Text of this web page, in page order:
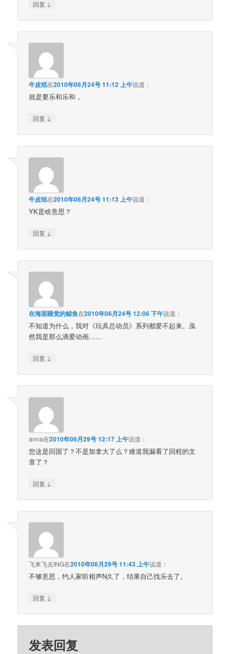
回复 ↓
牛皮纸在2010年06月24号 11:12 上午说道：
就是要乐和乐和，
回复 ↓
牛皮纸在2010年06月24号 11:13 上午说道：
YK是啥意思？
回复 ↓
在海面睡觉的鲸鱼在2010年06月24号 12:06 下午说道：
不知道为什么，我对《玩具总动员》系列都爱不起来。虽
然我是那么滴爱动画……
回复 ↓
anna在2010年06月29号 12:17 上午说道：
您这是回国了？不是加拿大了么？难道我漏看了回程的文
章了？
回复 ↓
飞来飞去ING在2010年06月29号 11:43 上午说道：
不够意思，约人家听相声N久了，结果自己找乐去了。
回复 ↓
发表回复